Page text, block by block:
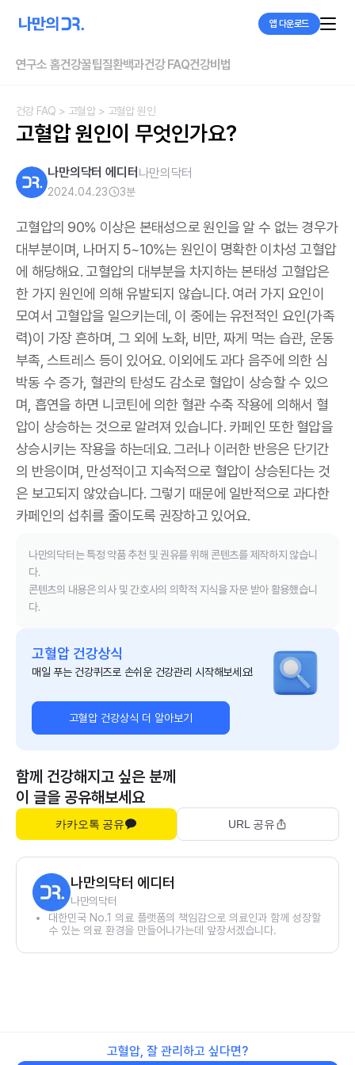
앱 다운로드
연구소 홈건강꿀팁질환백과건강 FAQ건강비법
건강 FAQ > 고혈압> 고혈압 원인
고혈압 원인이 무엇인가요?
나만의닥터 에디터 나만의닥터
2024.04.23 3분
고혈압의 90% 이상은 본태성으로 원인을 알 수 없는 경우가
대부분이며, 나머지 5~10%는 원인이 명확한 이차성 고혈압
에 해당해요. 고혈압의 대부분을 차지하는 본태성 고혈압은
한 가지 원인에 의해 유발되지 않습니다. 여러 가지 요인이
모여서 고혈압을 일으키는데, 이 중에는 유전적인 요인(가족
력)이 가장 흔하며, 그 외에 노화, 비만, 짜게 먹는 습관, 운동
부족, 스트레스 등이 있어요. 이외에도 과다 음주에 의한 심
박동 수 증가, 혈관의 탄성도 감소로 혈압이 상승할 수 있으
며, 흡연을 하면 니코틴에 의한 혈관 수축 작용에 의해서 혈
압이 상승하는 것으로 알려져 있습니다. 카페인 또한 혈압을
상승시키는 작용을 하는데요. 그러나 이러한 반응은 단기간
의 반응이며, 만성적이고 지속적으로 혈압이 상승된다는 것
은 보고되지 않았습니다. 그렇기 때문에 일반적으로 과다한
카페인의 섭취를 줄이도록 권장하고 있어요.
나만의닥터는 특정 약품 추천 및 권유를 위해 콘텐츠를 제작하지 않습니
다.
콘텐츠의 내용은 의사 및 간호사의 의학적 지식을 자문 받아 활용했습니
다.
고혈압 건강상식
매일 푸는 건강퀴즈로 손쉬운 건강관리 시작해보세요!
고혈압 건강상식 더 알아보기
함께 건강해지고 싶은 분께
이 글을 공유해보세요
카카오톡 공유 URL 공유
나만의닥터 에디터
나만의닥터
대한민국 No.1 의료 플랫폼의 책임감으로 의료인과 함께 성장할
수 있는 의료 환경을 만들어나가는데 앞장서겠습니다.
고혈압, 잘 관리하고 싶다면?